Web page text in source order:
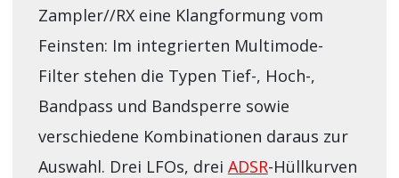
Zampler//RX eine Klangformung vom
Feinsten: Im integrierten Multimode-
Filter stehen die Typen Tief-, Hoch-,
Bandpass und Bandsperre sowie
verschiedene Kombinationen daraus zur
Auswahl. Drei LFOs, drei ADSR-Hüllkurven